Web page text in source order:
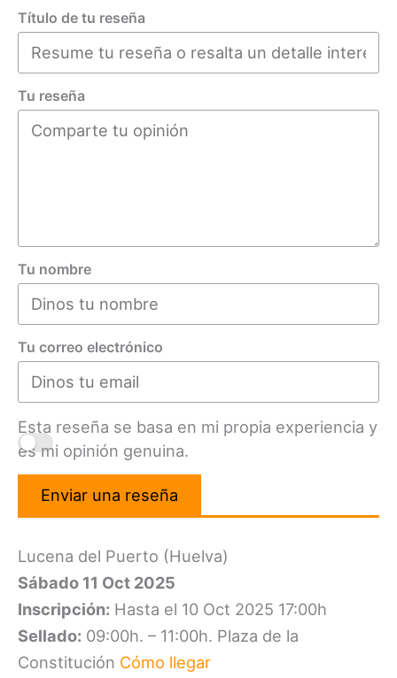
Título de tu reseña
Tu reseña
Tu nombre
Tu correo electrónico
Esta reseña se basa en mi propia experiencia y
es mi opinión genuina.
Enviar una reseña
Lucena del Puerto (Huelva)
Sábado 11 Oct 2025
Inscripción: Hasta el 10 Oct 2025 17:00h
Sellado: 09:00h. – 11:00h. Plaza de la
Constitución Cómo llegar